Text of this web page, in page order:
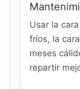
Usar la
fríos, la
meses
repartir